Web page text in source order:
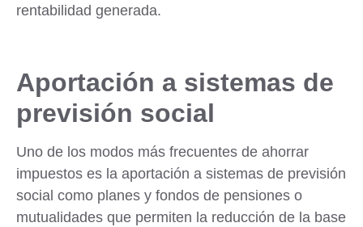
rentabilidad generada.
Aportación a sistemas de
previsión social
Uno de los modos más frecuentes de ahorrar
impuestos es la aportación a sistemas de previsión
social como planes y fondos de pensiones o
mutualidades que permiten la reducción de la base